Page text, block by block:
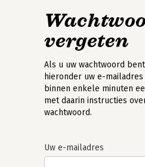
vergeten
Als u uw wachtwoord
hieronder uw e-mailadres
binnen enkele minuten
met daarin instructies
wachtwoord.
Uw e-mailadres